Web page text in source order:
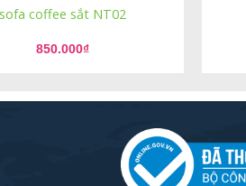
sofa coffee sắt NT02
850.000₫